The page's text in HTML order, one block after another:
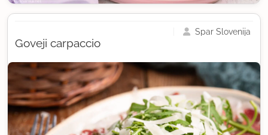
Goveji carpaccio
Spar Slovenija